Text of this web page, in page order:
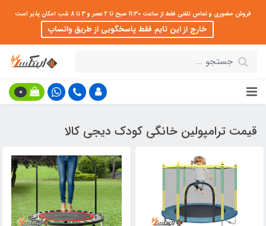
فروش حضوری و تماس تلفنی فقط از ساعت 11:30 صبح تا 2 عصر و 3 تا 8 شب امکان پذیر است
خارج از این تایم فقط پاسخگویی از طریق واتساپ
0
قیمت ترامپولین خانگی کودک دیجی کالا